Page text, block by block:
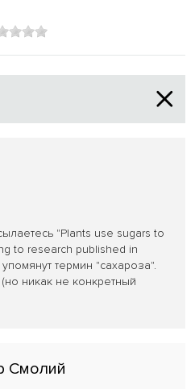
"Plants use sugars to
to research published in
термин "сахароза".
никак не конкретный
Смолий